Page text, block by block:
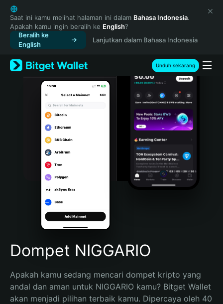
English
日本語
Tiếng Việt
Русский
Español (Latinoamérica)
Türkçe
Italiano
Português (Portugal)
Bahasa Indonesia
Português (Brasil)
Español (Argentina)
Saat ini kamu melihat halaman ini dalam Bahasa Indonesia.
Apakah kamu ingin beralih ke English?
Beralih ke
English
Lanjutkan dalam Bahasa Indonesia
Unduh sekarang
Dompet NIGGARIO
Apakah kamu sedang mencari dompet kripto yang
andal dan aman untuk NIGGARIO kamu? Bitget Wallet
akan menjadi pilihan terbaik kamu. Dipercaya oleh 40